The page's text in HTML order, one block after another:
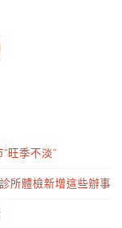
旺季不淡”
所體檢新增這些辦事